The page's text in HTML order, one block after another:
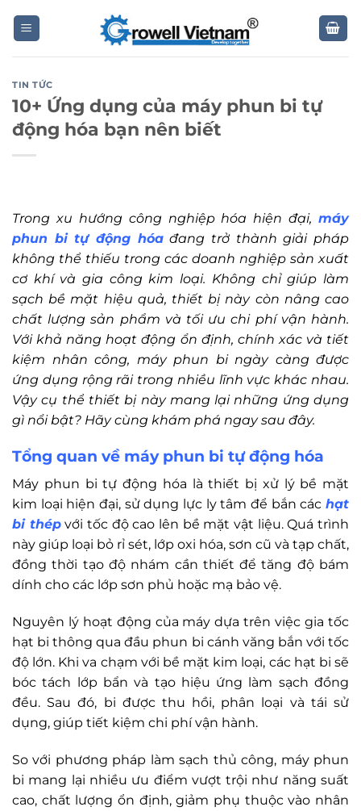
TIN TỨC
10+ Ứng dụng của máy phun bi tự
động hóa bạn nên biết
Trong xu hướng công nghiệp hóa hiện đại, máy
phun bi tự động hóađang trở thành giải pháp
không thể thiếu trong các doanh nghiệp sản xuất
cơ khí và gia công kim loại. Không chỉ giúp làm
sạch bề mặt hiệu quả, thiết bị này còn nâng cao
chất lượng sản phẩm và tối ưu chi phí vận hành.
Với khả năng hoạt động ổn định, chính xác và tiết
kiệm nhân công, máy phun bi ngày càng được
ứng dụng rộng rãi trong nhiều lĩnh vực khác nhau.
Vậy cụ thể thiết bị này mang lại những ứng dụng
gì nổi bật? Hãy cùng khám phá ngay sau đây.
Tổng quan về máy phun bi tự động hóa
Máy phun bi tự động hóa là thiết bị xử lý bề mặt
kim loại hiện đại, sử dụng lực ly tâm để bắn các hạt
bi thépvới tốc độ cao lên bề mặt vật liệu. Quá trình
này giúp loại bỏ rỉ sét, lớp oxi hóa, sơn cũ và tạp chất,
đồng thời tạo độ nhám cần thiết để tăng độ bám
dính cho các lớp sơn phủ hoặc mạ bảo vệ.
Nguyên lý hoạt động của máy dựa trên việc gia tốc
hạt bi thông qua đầu phun bi cánh văng bắn với tốc
độ lớn. Khi va chạm với bề mặt kim loại, các hạt bi sẽ
bóc tách lớp bẩn và tạo hiệu ứng làm sạch đồng
đều. Sau đó, bi được thu hồi, phân loại và tái sử
dụng, giúp tiết kiệm chi phí vận hành.
So với phương pháp làm sạch thủ công, máy phun
bi mang lại nhiều ưu điểm vượt trội như năng suất
cao, chất lượng ổn định, giảm phụ thuộc vào nhân